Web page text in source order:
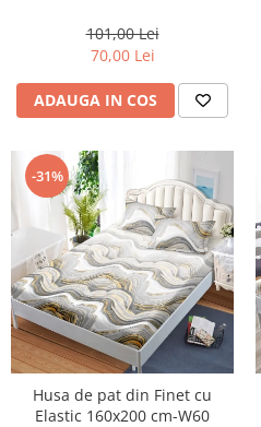
101,00 Lei
70,00 Lei
ADAUGA IN COS
-31%
Husa de pat din Finet cu
Elastic 160x200 cm-W60